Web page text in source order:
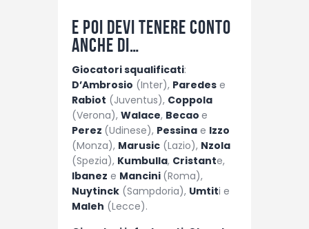
E poi devi tenere conto
anche di…
Giocatori squalificati:
D’Ambrosio (Inter), Paredes e
Rabiot (Juventus), Coppola
(Verona), Walace, Becao e
Perez (Udinese), Pessina e Izzo
(Monza), Marusic (Lazio), Nzola
(Spezia), Kumbulla, Cristante,
Ibanez e Mancini (Roma),
Nuytinck (Sampdoria), Umtiti e
Maleh (Lecce).